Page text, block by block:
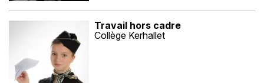
Travail hors cadre
Collège Kerhallet